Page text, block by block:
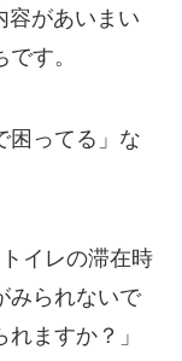
容があいまい
です。
困ってる」な
イレの滞在時
みられないで
ますか？」